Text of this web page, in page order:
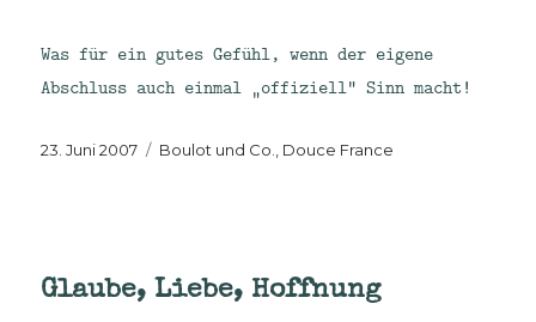
Was für ein gutes Gefühl, wenn der eigene
Abschluss auch einmal „offiziell“ Sinn macht!
Veröffentlicht
23. Juni 2007 Kategorien
Boulot und Co. Douce France
Glaube, Liebe, Hoffnung